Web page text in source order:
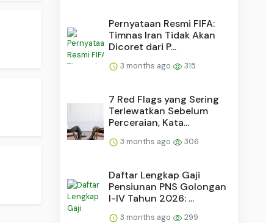
Pernyataan Resmi FIFA:
Timnas Iran Tidak Akan
Dicoret dari P...
3 months ago 315
7 Red Flags yang Sering
Terlewatkan Sebelum
Perceraian, Kata...
3 months ago 306
Daftar Lengkap Gaji
Pensiunan PNS Golongan
I-IV Tahun 2026: ...
3 months ago 299